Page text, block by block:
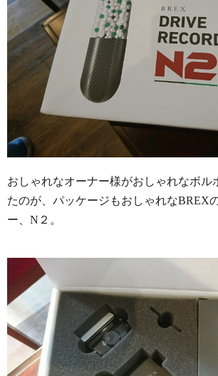
おしゃれなオーナー様がおしゃれなボル
たのが、パッケージもおしゃれなBREX
ー、N２。